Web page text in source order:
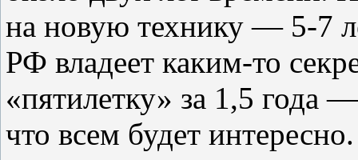
на новую технику — 5-7
РФ владеет каким-то
«пятилетку» за 1,5 года
что всем будет интересно.